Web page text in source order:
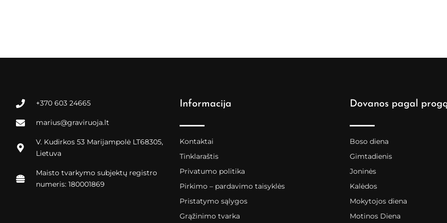
+370 603 24665
marius@graviruoja.lt
V. Kudirkos 53 Marijampolė LT68305,
Lietuva
Maisto tvarkymo subjektų registro
numeris: 180001869
Informacija
Kontaktai
Tinklaraštis
Privatumo politika
Pirkimo – pardavimo taisyklės
Pristatymo sąlygos
Grąžinimo tvarka
Dovanos pagal
Boso diena
Gimtadienis
Joninės
Kalėdos
Mokytojos diena
Motinos Diena